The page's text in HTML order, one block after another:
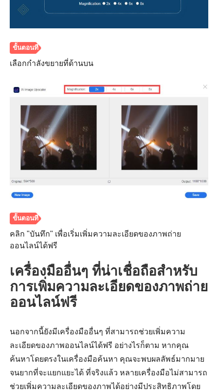
ขั้นตอนที่
2.
ขั้นตอนที่
3
เลือกกำลังขยายที่ด้านบน
คลิก "บันทึก" เพื่อเริ่มเพิ่มความละเอียดของภาพถ่าย
ออนไลน์ได้ฟรี
เครื่องมืออื่นๆ ที่น่าเชื่อถือสำหรับ
การเพิ่มความละเอียดของภาพถ่าย
ออนไลน์ฟรี
นอกจากนี้ยังมีเครื่องมืออื่นๆ ที่สามารถช่วยเพิ่มความ
ละเอียดของภาพออนไลน์ได้ฟรี อย่างไรก็ตาม หากคุณ
ค้นหาโดยตรงในเครื่องมือค้นหา คุณจะพบผลลัพธ์มากมาย
จนยากที่จะแยกแยะได้ ที่จริงแล้ว หลายเครื่องมือไม่สามารถ
ช่วยเพิ่มความละเอียดของภาพได้อย่างมีประสิทธิภาพโดย